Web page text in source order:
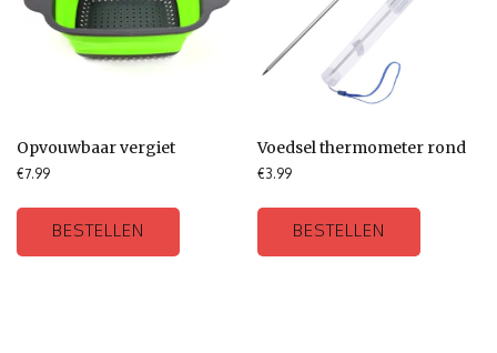
Opvouwbaar vergiet
€7.99
BESTELLEN
Voedsel thermometer rond
€3.99
BESTELLEN